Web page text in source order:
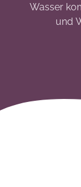
Wasser
und